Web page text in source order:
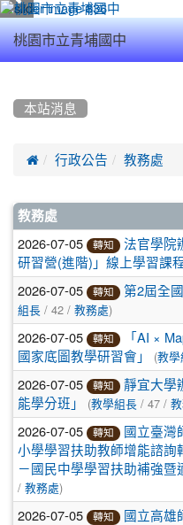
桃園市立青埔國中
本站消息
 行政公告 教務處
文
章
列
表
教務處
2026-07-05 轉知
法官學院
研習營(進階)」線上學習課
2026-07-05 轉知 第2屆全
組長 / 42 / 教務處)
2026-07-05 轉知
「AI ×
國家底圖教學研習會」
(教學
2026-07-05 轉知
靜宜大學
能學分班」
(教學組長 / 47 /
2026-07-05 轉知
國立臺灣
小學學習扶助教師增能諮詢
－國民中學學習扶助補強暨
/ 教務處)
2026-07-05 轉知
國立高雄